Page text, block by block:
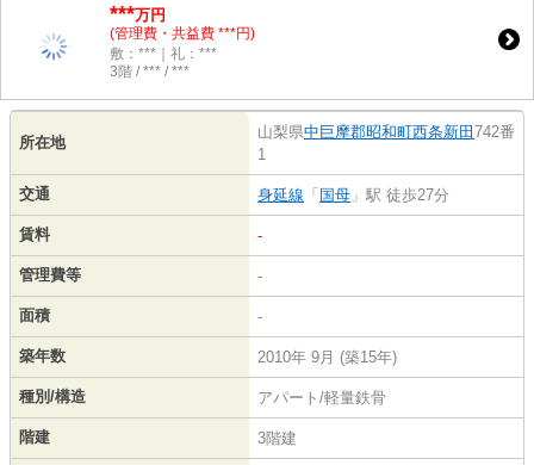
***万円
(管理費・共益費 ***円)
敷：***｜礼：***
3階 / *** / ***
所在地
山梨県中巨摩郡昭和町西条新田 742番
1
交通 身延線 「 国母 」駅 徒歩27分
賃料 -
管理費等 -
面積 -
築年数 2010年 9月 (築15年)
種別/構造 アパート/軽量鉄骨
階建 3階建